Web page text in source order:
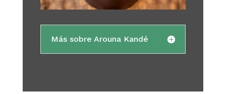
Más sobre Arouna Kandé